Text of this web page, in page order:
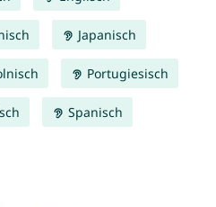
Japanisch
Portugiesisch
Spanisch